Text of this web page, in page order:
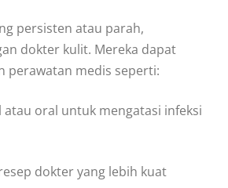
persisten atau parah,
dokter kulit. Mereka dapat
perawatan medis seperti:
oral untuk mengatasi infeksi
dokter yang lebih kuat